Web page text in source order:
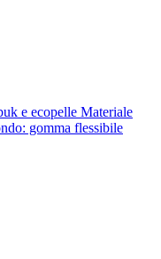
e ecopelle Materiale
gomma flessibile